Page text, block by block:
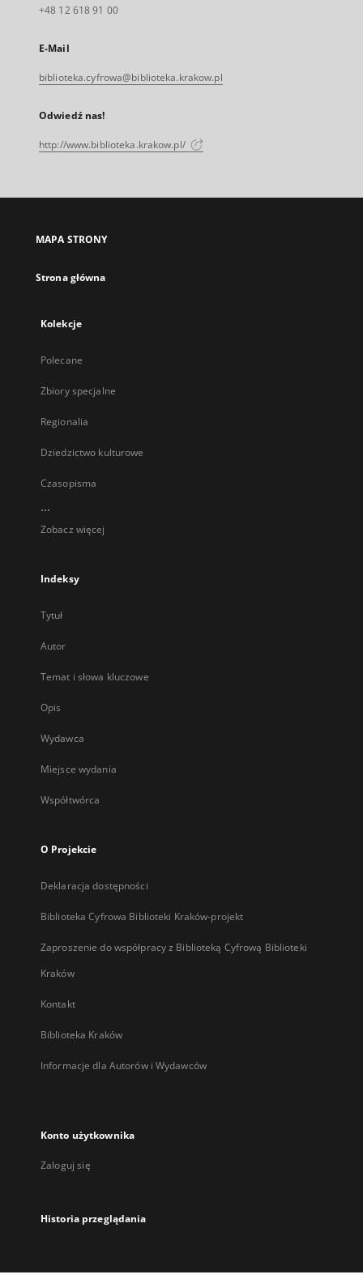
+48 12 618 91 00
E-Mail
biblioteka.cyfrowa@biblioteka.krakow.pl
Odwiedź nas!
http://www.biblioteka.krakow.pl/
MAPA STRONY
Strona główna
Kolekcje
Polecane
Zbiory specjalne
Regionalia
Dziedzictwo kulturowe
Czasopisma
...
Zobacz więcej
Indeksy
Tytuł
Autor
Temat i słowa kluczowe
Opis
Wydawca
Miejsce wydania
Współtwórca
O Projekcie
Deklaracja dostępności
Biblioteka Cyfrowa Biblioteki Kraków-projekt
Zaproszenie do współpracy z Biblioteką Cyfrową Biblioteki
Kraków
Kontakt
Biblioteka Kraków
Informacje dla Autorów i Wydawców
Konto użytkownika
Zaloguj się
Historia przeglądania